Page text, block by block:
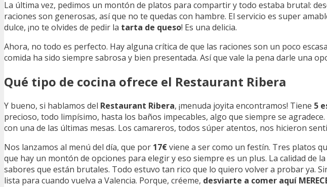
La última vez, pedimos un montón de platos para compartir y todo estaba brutal:
raciones son generosas, así que no te quedas con hambre. El servicio es super
dulce, ¡no te olvides de pedir la tarta de queso! Es una delicia.
Ahora, no todo es perfecto. Hay alguna crítica de que las raciones son un poco
comida ha sido siempre sabrosa y bien presentada. Así que vale la pena darle una
Qué tipo de cocina ofrece el Restaurant Ribera
Y bueno, si hablamos del Restaurant Ribera, ¡menuda joyita encontramos! Tiene 5
precioso, todo limpísimo, hasta los baños impecables, algo que siempre se
con una de las últimas mesas. Los camareros, todos súper atentos, nos hicieron
Nos lanzamos al menú del día, que por 17€viene a ser como un festín. Tres platos
que hay un montón de opciones para elegir y eso siempre es un plus. La calidad de la
sabores que están brutales. Todo estuvo tan rico que lo quiero volver a probar ya.
lista para cuando vuelva a Valencia. Porque, créeme, desviarte a comer aquí